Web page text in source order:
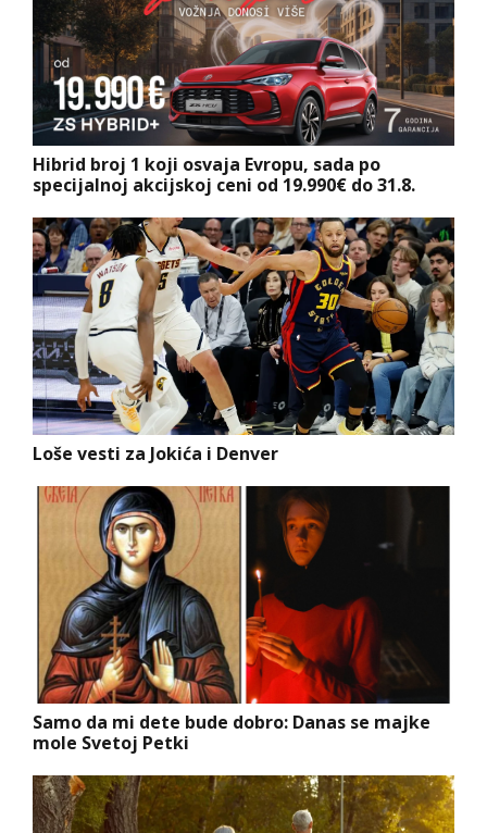
Hibrid broj 1 koji osvaja Evropu, sada po
specijalnoj akcijskoj ceni od 19.990€ do 31.8.
Loše vesti za Jokića i Denver
Samo da mi dete bude dobro: Danas se majke
mole Svetoj Petki